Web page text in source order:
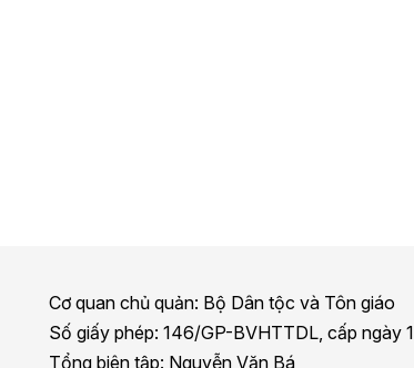
Cơ quan chủ quản: Bộ Dân tộc và Tôn giáo
Số giấy phép: 146/GP-BVHTTDL, cấp ngày
Tổng biên tập: Nguyễn Văn Bá